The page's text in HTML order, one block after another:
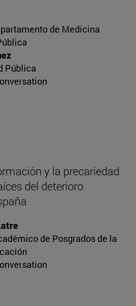
de Medicina
Pública
y la precariedad
del deterioro
de Posgrados de la